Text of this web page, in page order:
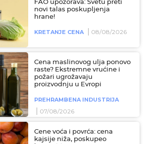
FAO upozorava: Svetu preti
novi talas poskupljenja
hrane!
KRETANJE CENA 08/08/2026
Cena maslinovog ulja ponovo
raste? Ekstremne vrućine i
požari ugrožavaju
proizvodnju u Evropi
PREHRAMBENA INDUSTRIJA
07/08/2026
Cene voća i povrća: cena
kajsije niža, poskupeo